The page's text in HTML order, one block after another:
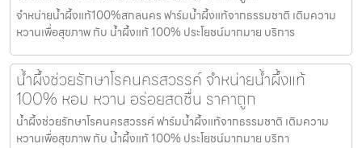
จำหน่ายน้ำผึ้งแท้100%สกลนคร ฟาร์มน้ำผึ้งแท้จากธรรมชาติ เติมความ
หวานเพื่อสุขภาพ กับ น้ำผึ้งแท้ 100% ประโยชน์มากมาย บริการ
น้ำผึ้งช่วยรักษาโรคนครสวรรค์ จำหน่ายน้ำผึ้งแท้
100% หอม หวาน อร่อยสดชื่น ราคาถูก
น้ำผึ้งช่วยรักษาโรคนครสวรรค์ ฟาร์มน้ำผึ้งแท้จากธรรมชาติ เติมความ
หวานเพื่อสุขภาพ กับ น้ำผึ้งแท้ 100% ประโยชน์มากมาย บริกา